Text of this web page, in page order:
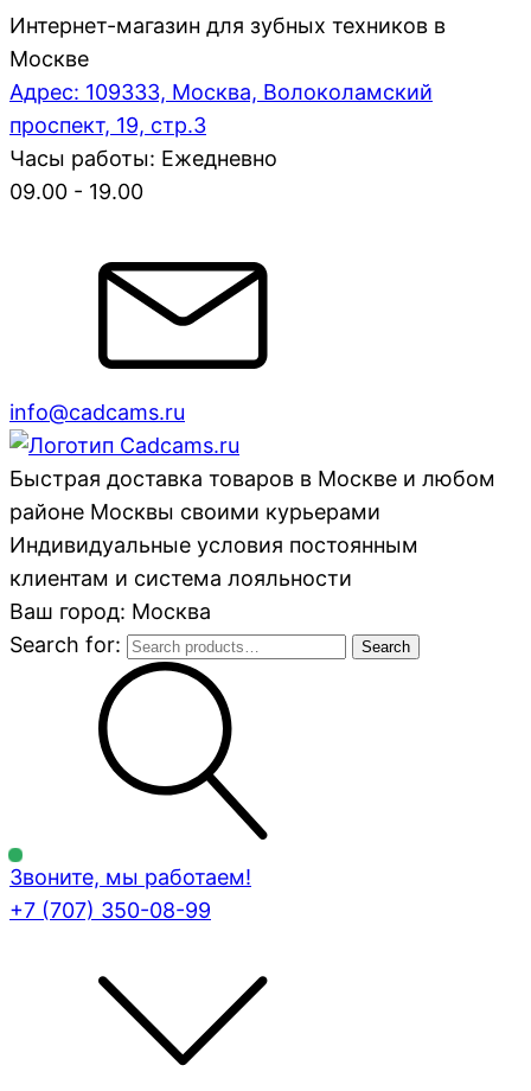
Интернет-магазин для зубных техников в
Москве
Адрес: 109333, Москва, Волоколамский
проспект, 19, стр.3
Часы работы: Ежедневно
09.00 - 19.00
info@cadcams.ru
Быстрая доставка товаров в Москве и любом
районе Москвы своими курьерами
Индивидуальные условия постоянным
клиентам и система лояльности
Ваш город: Москва
Search for:
Search
Звоните, мы работаем!
+7 (707) 350-08-99